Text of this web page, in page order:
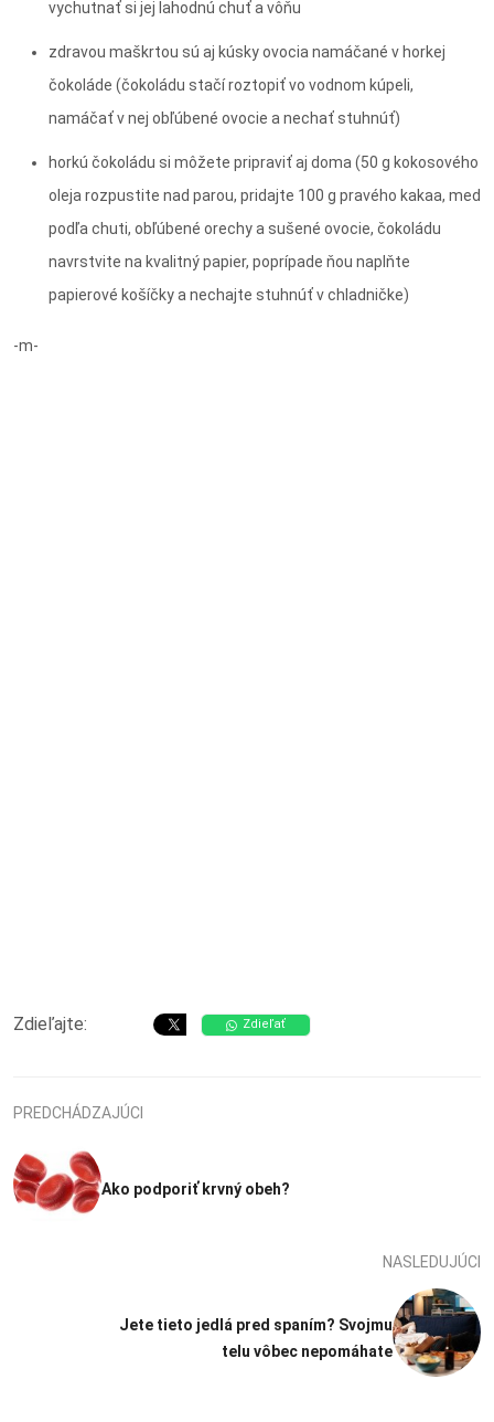
vychutnať si jej lahodnú chuť a vôňu
zdravou maškrtou sú aj kúsky ovocia namáčané v horkej
čokoláde (čokoládu stačí roztopiť vo vodnom kúpeli,
namáčať v nej obľúbené ovocie a nechať stuhnúť)
horkú čokoládu si môžete pripraviť aj doma (50 g kokosového
oleja rozpustite nad parou, pridajte 100 g pravého kakaa, med
podľa chuti, obľúbené orechy a sušené ovocie, čokoládu
navrstvite na kvalitný papier, poprípade ňou naplňte
papierové košíčky a nechajte stuhnúť v chladničke)
-m-
Zdieľajte: Zdieľať
PREDCHÁDZAJÚCI
Ako podporiť krvný obeh?
NASLEDUJÚCI
Jete tieto jedlá pred spaním? Svojmu
telu vôbec nepomáhate